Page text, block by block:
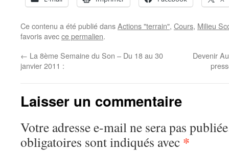
Ce contenu a été publié dansActions "terrain", Cours, Milieu
favoris avecce permalien.
← La 8ème Semaine du Son – Du 18 au 30
janvier 2011 :
Devenir
Laisser un commentaire
Votre adresse e-mail ne sera pas
obligatoires sont indiqués avec *